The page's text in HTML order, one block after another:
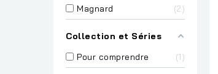
Magnard
2
Collection et Séries
Pour comprendre
1